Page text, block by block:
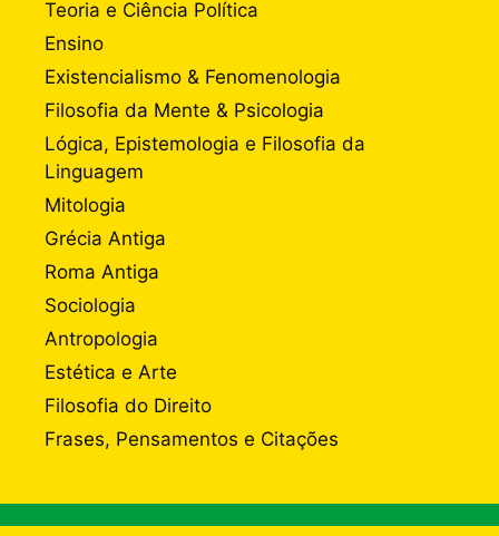
Teoria e Ciência Política
Ensino
Existencialismo & Fenomenologia
Filosofia da Mente & Psicologia
Lógica, Epistemologia e Filosofia da
Linguagem
Mitologia
Grécia Antiga
Roma Antiga
Sociologia
Antropologia
Estética e Arte
Filosofia do Direito
Frases, Pensamentos e Citações